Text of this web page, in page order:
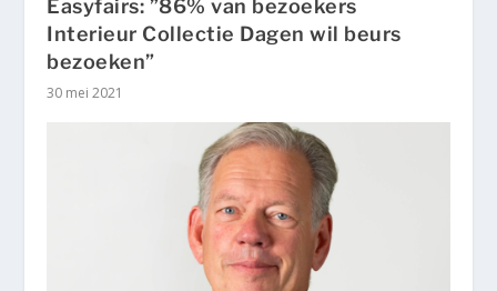
Easyfairs: ”86% van bezoekers
Interieur Collectie Dagen wil beurs
bezoeken”
30 mei 2021